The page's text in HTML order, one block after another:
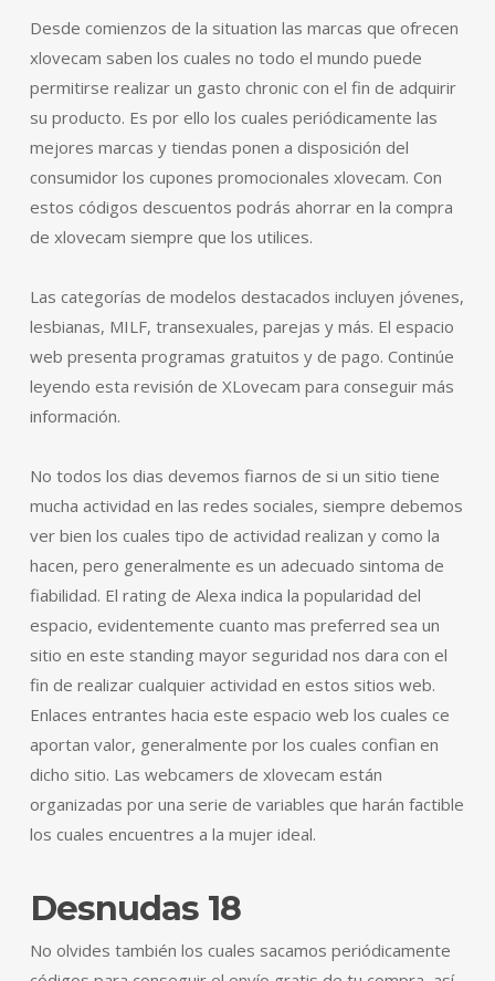
Desde comienzos de la situation las marcas que ofrecen
xlovecam saben los cuales no todo el mundo puede
permitirse realizar un gasto chronic con el fin de adquirir
su producto. Es por ello los cuales periódicamente las
mejores marcas y tiendas ponen a disposición del
consumidor los cupones promocionales xlovecam. Con
estos códigos descuentos podrás ahorrar en la compra
de xlovecam siempre que los utilices.
Las categorías de modelos destacados incluyen jóvenes,
lesbianas, MILF, transexuales, parejas y más. El espacio
web presenta programas gratuitos y de pago. Continúe
leyendo esta revisión de XLovecam para conseguir más
información.
No todos los dias devemos fiarnos de si un sitio tiene
mucha actividad en las redes sociales, siempre debemos
ver bien los cuales tipo de actividad realizan y como la
hacen, pero generalmente es un adecuado sintoma de
fiabilidad. El rating de Alexa indica la popularidad del
espacio, evidentemente cuanto mas preferred sea un
sitio en este standing mayor seguridad nos dara con el
fin de realizar cualquier actividad en estos sitios web.
Enlaces entrantes hacia este espacio web los cuales ce
aportan valor, generalmente por los cuales confian en
dicho sitio. Las webcamers de xlovecam están
organizadas por una serie de variables que harán factible
los cuales encuentres a la mujer ideal.
Desnudas 18
No olvides también los cuales sacamos periódicamente